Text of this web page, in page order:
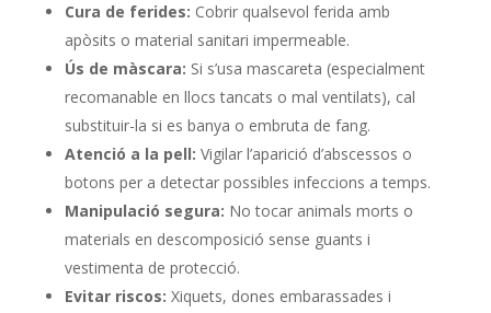
Cura de ferides: Cobrir qualsevol ferida amb
apòsits o material sanitari impermeable.
Ús de màscara: Si s’usa mascareta (especialment
recomanable en llocs tancats o mal ventilats), cal
substituir-la si es banya o embruta de fang.
Atenció a la pell: Vigilar l’aparició d’abscessos o
botons per a detectar possibles infeccions a temps.
Manipulació segura: No tocar animals morts o
materials en descomposició sense guants i
vestimenta de protecció.
Evitar riscos: Xiquets, dones embarassades i